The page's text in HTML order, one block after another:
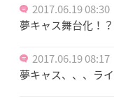
2017.06.19 08:30
夢キャス舞台化！
2017.06.19 08:17
夢キャス、、、ラ